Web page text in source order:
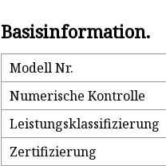
Basisinformation.
Modell Nr.
Numerische Kontrolle
Leistungsklassifizierung
Zertifizierung